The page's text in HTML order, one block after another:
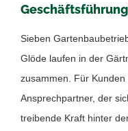
Geschäftsführung
Sieben
Glöde laufen in der
zusammen. Für
Ansprechpartner, der
treibende Kraft hinter